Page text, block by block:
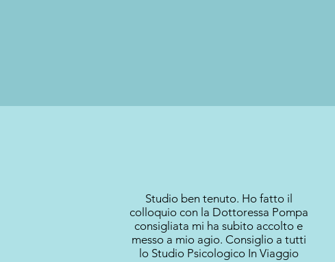
Studio ben tenuto. Ho fatto il
colloquio con la Dottoressa Pompa
consigliata mi ha subito accolto e
messo a mio agio. Consiglio a tutti
lo Studio Psicologico In Viaggio